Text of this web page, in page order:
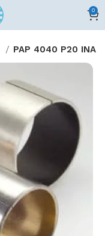
0
PAP 4040 P20 INA